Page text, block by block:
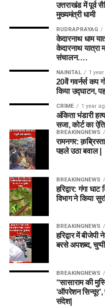
उत्तराखंड में पूर्व
मुख्यमंत्री धामी
RUDRAPRAYAG
केदारनाथ धाम
केदारनाथ यात्रा
संचालन….
NAINITAL 1
20वें गवर्नर्स कप
किया उद्घाटन,
CRIME 1 year
अंकिता भंडारी
सजा, कोर्ट का
BREAKINGNEWS
रामनगर:
पहले उठा बवाल |
BREAKINGNEWS
हरिद्वार: गंगा
विभाग ने किया
BREAKINGNEWS
हरिद्वार में
बरसे अपशब्द,
BREAKINGNEWS
“सासाराम की
‘ऑपरेशन
संदेश|